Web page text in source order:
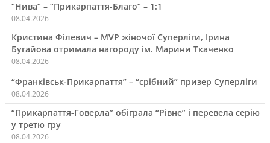
“Нива” – “Прикарпаття-Благо” – 1:1
08.04.2026
Кристина Філевич – MVP жіночої Суперліги, Ірина
Бугайова отримала нагороду ім. Марини Ткаченко
08.04.2026
“Франківськ-Прикарпаття” – “срібний” призер Суперліги
08.04.2026
“Прикарпаття-Говерла” обіграла “Рівне” і перевела серію
у третю гру
08.04.2026